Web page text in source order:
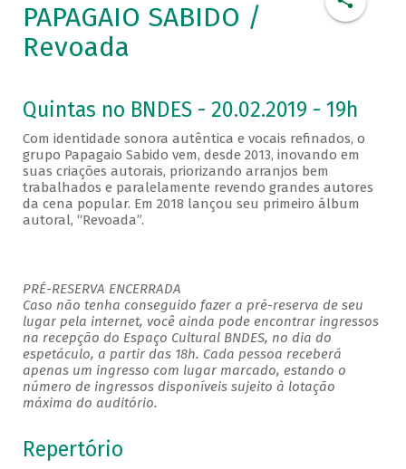
PAPAGAIO SABIDO /
Revoada
Quintas no BNDES - 20.02.2019 - 19h
Com identidade sonora autêntica e vocais refinados, o
grupo Papagaio Sabido vem, desde 2013, inovando em
suas criações autorais, priorizando arranjos bem
trabalhados e paralelamente revendo grandes autores
da cena popular. Em 2018 lançou seu primeiro álbum
autoral, “Revoada”.
PRÉ-RESERVA ENCERRADA
Caso não tenha conseguido fazer a pré-reserva de seu
lugar pela internet, você ainda pode encontrar ingressos
na recepção do Espaço Cultural BNDES, no dia do
espetáculo, a partir das 18h. Cada pessoa receberá
apenas um ingresso com lugar marcado, estando o
número de ingressos disponíveis sujeito à lotação
máxima do auditório.
Repertório